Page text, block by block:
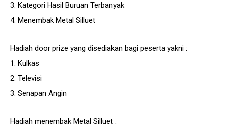
3. Kategori Hasil Buruan Terbanyak
4. Menembak Metal Silluet
Hadiah door prize yang disediakan bagi peserta yakni :
1. Kulkas
2. Televisi
3. Senapan Angin
Hadiah menembak Metal Silluet :